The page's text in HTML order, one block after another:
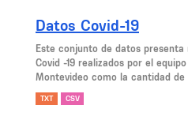
Datos Covid-19
Este conjunto de datos presenta
Covid -19 realizados por el
Montevideo como la cantidad de
TXT CSV